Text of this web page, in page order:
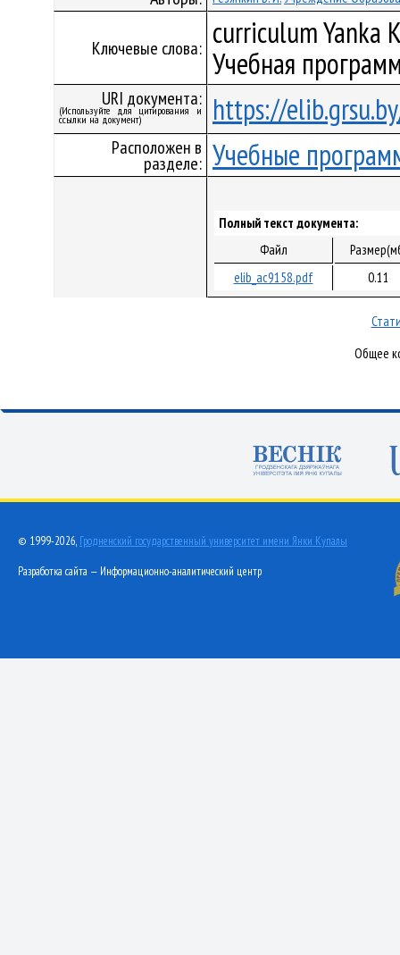
Ключевые слова: curriculum Yanka
Учебная
URI документа:
(Используйте для цитирования и
ссылки на документ) https://
Расположен в
разделе: Учебные
Полный текст документа:
Файл
elib_ac9158.pdf
0.11
Общее
© 1999-2026, Гродненский государственный университет имени Янки Купалы
Разработка сайта — Информационно-аналитический центр